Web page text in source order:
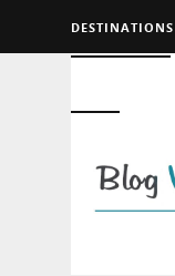
DESTINATIONS